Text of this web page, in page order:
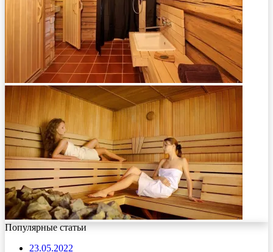
Популярные статьи
23.05.2022